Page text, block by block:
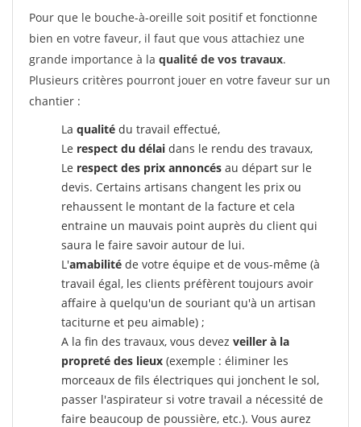
Pour que le bouche-à-oreille soit positif et fonctionne
bien en votre faveur, il faut que vous attachiez une
grande importance à la qualité de vos travaux.
Plusieurs critères pourront jouer en votre faveur sur un
chantier :
La qualité du travail effectué,
Le respect du délai dans le rendu des travaux,
Le respect des prix annoncés au départ sur le
devis. Certains artisans changent les prix ou
rehaussent le montant de la facture et cela
entraine un mauvais point auprès du client qui
saura le faire savoir autour de lui.
L'amabilité de votre équipe et de vous-même (à
travail égal, les clients préfèrent toujours avoir
affaire à quelqu'un de souriant qu'à un artisan
taciturne et peu aimable) ;
A la fin des travaux, vous devez veiller à la
propreté des lieux (exemple : éliminer les
morceaux de fils électriques qui jonchent le sol,
passer l'aspirateur si votre travail a nécessité de
faire beaucoup de poussière, etc.). Vous aurez